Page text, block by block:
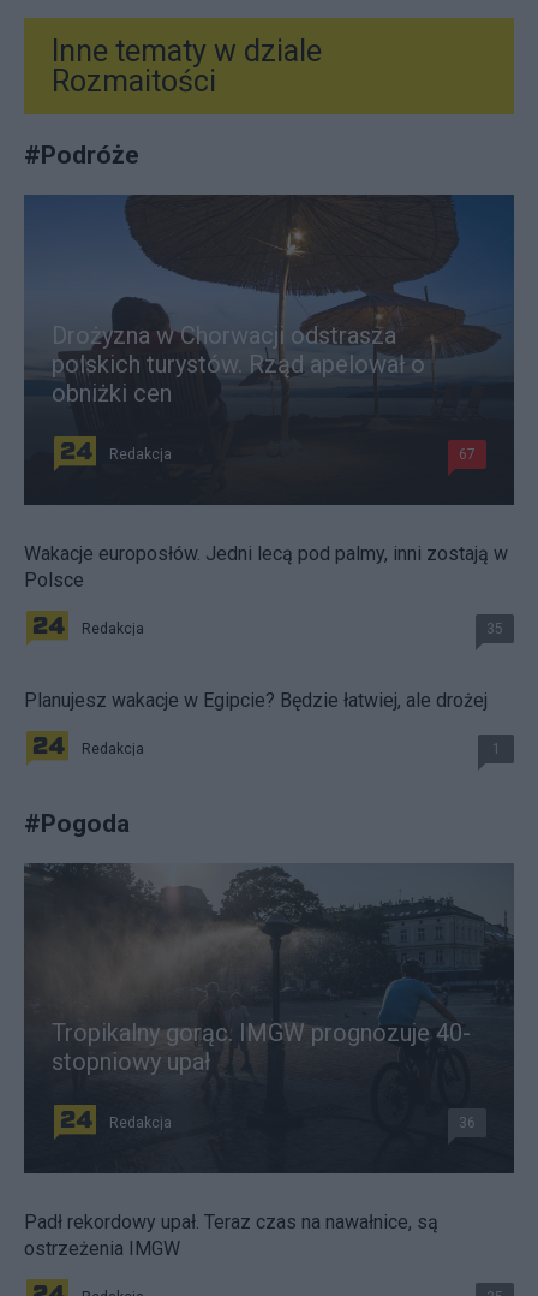
Inne tematy w dziale
Rozmaitości
#Podróże
Drożyzna w Chorwacji odstrasza
polskich turystów. Rząd apelował o
obniżki cen
Redakcja 67
Wakacje europosłów. Jedni lecą pod palmy, inni zostają w
Polsce
Redakcja 35
Planujesz wakacje w Egipcie? Będzie łatwiej, ale drożej
Redakcja 1
#Pogoda
Tropikalny gorąc. IMGW prognozuje 40-
stopniowy upał
Redakcja 36
Padł rekordowy upał. Teraz czas na nawałnice, są
ostrzeżenia IMGW